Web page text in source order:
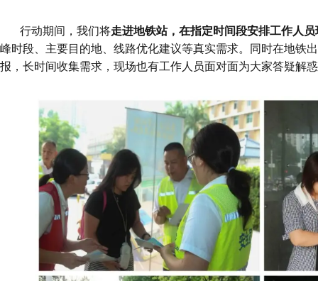
行动期间，我们将走进地铁站，在指定时间段安排工作人
峰时段、主要目的地、线路优化建议等真实需求。同时在地铁
报，长时间收集需求，现场也有工作人员面对面为大家答疑解